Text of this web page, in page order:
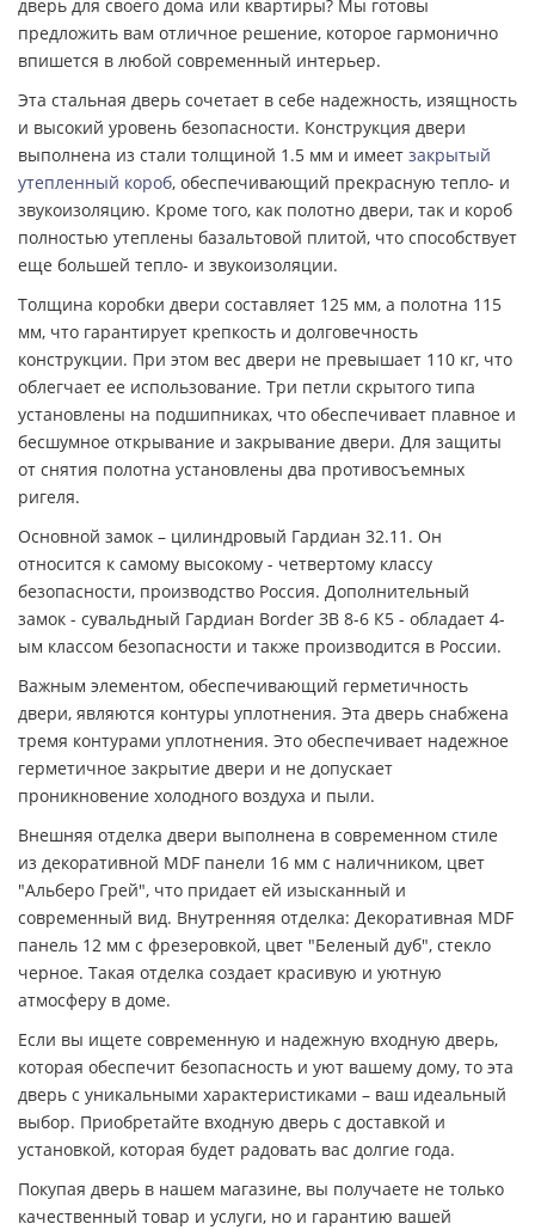
дверь для своего дома или квартиры? Мы готовы
предложить вам отличное решение, которое гармонично
впишется в любой современный интерьер.
Эта стальная дверь сочетает в себе надежность, изящность
и высокий уровень безопасности. Конструкция двери
выполнена из стали толщиной 1.5 мм и имеет закрытый
утепленный короб, обеспечивающий прекрасную тепло- и
звукоизоляцию. Кроме того, как полотно двери, так и короб
полностью утеплены базальтовой плитой, что способствует
еще большей тепло- и звукоизоляции.
Толщина коробки двери составляет 125 мм, а полотна 115
мм, что гарантирует крепкость и долговечность
конструкции. При этом вес двери не превышает 110 кг, что
облегчает ее использование. Три петли скрытого типа
установлены на подшипниках, что обеспечивает плавное и
бесшумное открывание и закрывание двери. Для защиты
от снятия полотна установлены два противосъемных
ригеля.
Основной замок – цилиндровый Гардиан 32.11. Он
относится к самому высокому - четвертому классу
безопасности, производство Россия. Дополнительный
замок - сувальдный Гардиан Border ЗВ 8-6 К5 - обладает 4-
ым классом безопасности и также производится в России.
Важным элементом, обеспечивающий герметичность
двери, являются контуры уплотнения. Эта дверь снабжена
тремя контурами уплотнения. Это обеспечивает надежное
герметичное закрытие двери и не допускает
проникновение холодного воздуха и пыли.
Внешняя отделка двери выполнена в современном стиле
из декоративной MDF панели 16 мм с наличником, цвет
"Альберо Грей", что придает ей изысканный и
современный вид. Внутренняя отделка: Декоративная MDF
панель 12 мм с фрезеровкой, цвет "Беленый дуб", стекло
черное. Такая отделка создает красивую и уютную
атмосферу в доме.
Если вы ищете современную и надежную входную дверь,
которая обеспечит безопасность и уют вашему дому, то эта
дверь с уникальными характеристиками – ваш идеальный
выбор. Приобретайте входную дверь с доставкой и
установкой, которая будет радовать вас долгие года.
Покупая дверь в нашем магазине, вы получаете не только
качественный товар и услуги, но и гарантию вашей